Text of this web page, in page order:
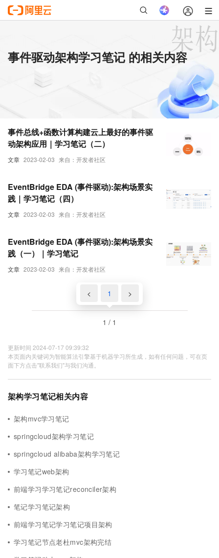
事件驱动架构学习笔记 的相关内容
文章 2023-02-03 来自：开发者社区
事件总线+函数计算构建云上最好的事件驱
动架构应用｜学习笔记（二）
文章 2023-02-03 来自：开发者社区
EventBridge EDA (事件驱动):架构场景实
践｜学习笔记（四）
文章 2023-02-03 来自：开发者社区
EventBridge EDA (事件驱动):架构场景实
践（一）｜学习笔记
< 1 >
1 / 1
更新时间 2024-07-17 09:39:32
本页面内关键词为智能算法引擎基于机器学习所生成，如有任何问题，可在页
面下方点击"联系我们"与我们沟通。
架构学习笔记相关内容
架构mvc学习笔记
springcloud架构学习笔记
springcloud alibaba架构学习笔记
学习笔记web架构
前端学习学习笔记reconciler架构
笔记学习笔记架构
前端学习笔记学习笔记项目架构
学习笔记节点老杜mvc架构完结